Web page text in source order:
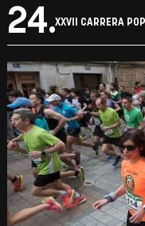
24.XXVII CARRERA